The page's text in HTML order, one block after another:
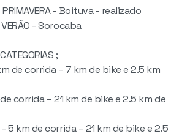
- Boituva - realizado
- Sorocaba
;
de corrida – 7 km de bike e 2.5 km
corrida – 21 km de bike e 2.5 km de
- 5 km de corrida – 21 km de bike e 2.5